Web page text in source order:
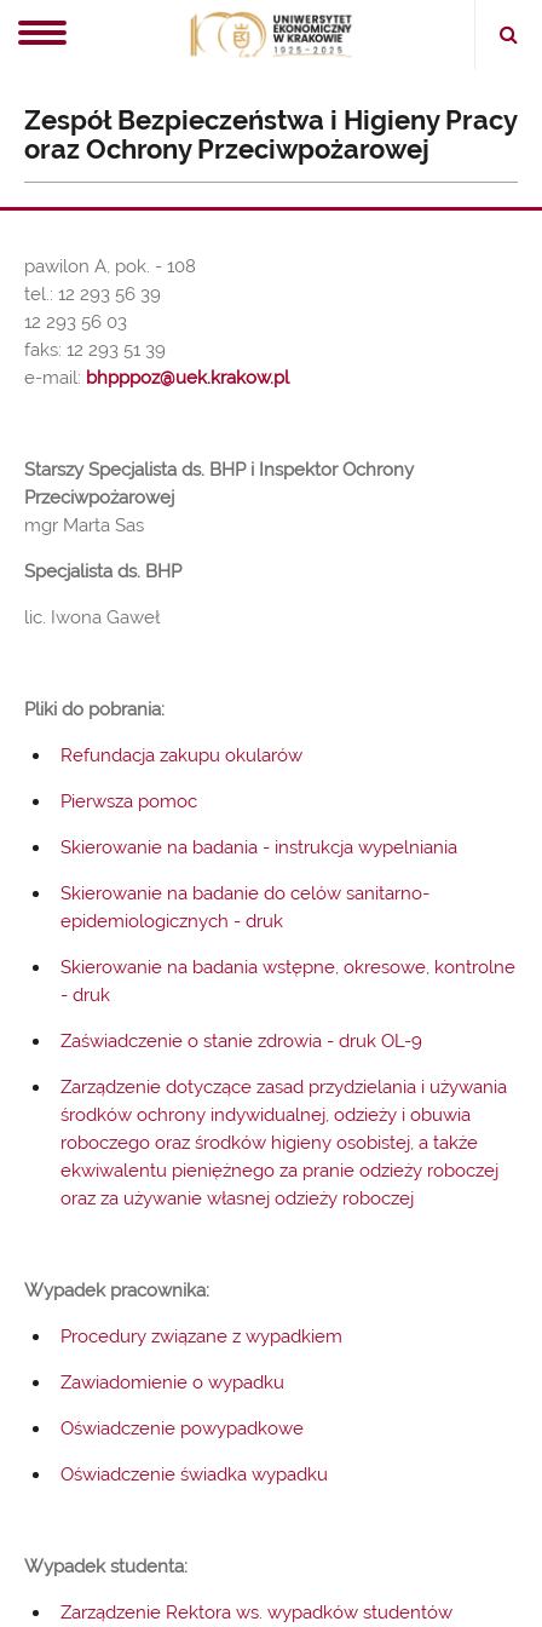
Open
Zespół Bezpieczeństwa i Higieny Pracy
oraz Ochrony Przeciwpożarowej
pawilon A, pok. - 108
tel.: 12 293 56 39
12 293 56 03
faks: 12 293 51 39
e-mail: bhpppoz@uek.krakow.pl
Starszy Specjalista ds. BHP i Inspektor Ochrony
Przeciwpożarowej
mgr Marta Sas
Specjalista ds. BHP
lic. Iwona Gaweł
Pliki do pobrania:
Refundacja zakupu okularów
Pierwsza pomoc
Skierowanie na badania - instrukcja wypelniania
Skierowanie na badanie do celów sanitarno-
epidemiologicznych - druk
Skierowanie na badania wstępne, okresowe, kontrolne
- druk
Zaświadczenie o stanie zdrowia - druk OL-9
Zarządzenie dotyczące zasad przydzielania i używania
środków ochrony indywidualnej, odzieży i obuwia
roboczego oraz środków higieny osobistej, a także
ekwiwalentu pieniężnego za pranie odzieży roboczej
oraz za używanie własnej odzieży roboczej
Wypadek pracownika:
Procedury związane z wypadkiem
Zawiadomienie o wypadku
Oświadczenie powypadkowe
Oświadczenie świadka wypadku
Wypadek studenta:
Zarządzenie Rektora ws. wypadków studentów